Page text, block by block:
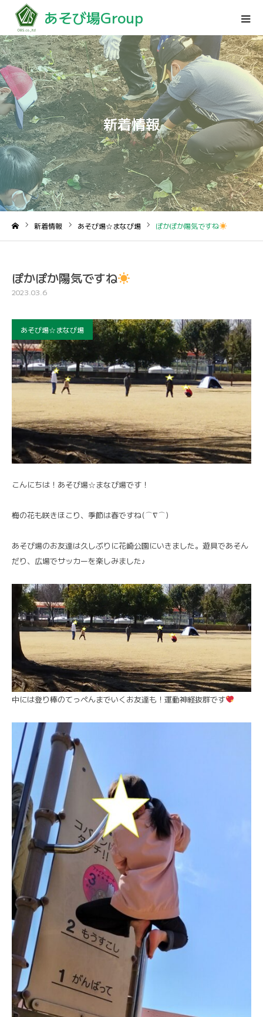
あそび場Group
新着情報
新着情報 あそび場☆まなび場 ぽかぽか陽気ですね
ぽかぽか陽気ですね
2023.03.6
あそび場☆まなび場
こんにちは！あそび場☆まなび場です！
梅の花も咲きほこり、季節は春ですね(⌒∇⌒)
あそび場のお友達は久しぶりに花崎公園にいきました。遊具であそん
だり、広場でサッカーを楽しみました♪
中には登り棒のてっぺんまでいくお友達も！運動神経抜群です